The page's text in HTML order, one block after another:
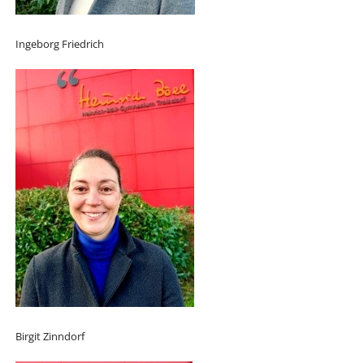
Ingeborg Friedrich
Birgit Zinndorf